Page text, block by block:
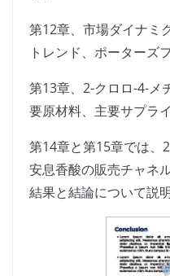
第12章、市場ダイナミ
トレンド、ポーターズ
第13章、2-クロロ-4-メ
要原材料、主要サプラ
第14章と第15章では、
安息香酸の販売チャネ
結果と結論について説明